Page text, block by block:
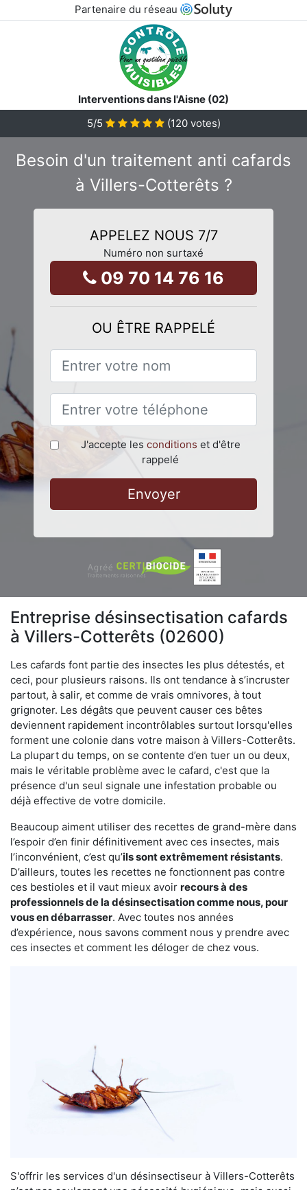
Partenaire du réseau
Interventions dans l'Aisne (02)
5/5 (120votes)
Besoin d'un traitement anti cafards
à Villers-Cotterêts ?
APPELEZ NOUS 7/7
Numéro non surtaxé
09 70 14 76 16
OU ÊTRE RAPPELÉ
J'accepte les conditions et d'être
rappelé
Envoyer
Entreprise désinsectisation cafards
à Villers-Cotterêts (02600)
Les cafards font partie des insectes les plus détestés, et
ceci, pour plusieurs raisons. Ils ont tendance à s’incruster
partout, à salir, et comme de vrais omnivores, à tout
grignoter. Les dégâts que peuvent causer ces bêtes
deviennent rapidement incontrôlables surtout lorsqu'elles
forment une colonie dans votre maison à Villers-Cotterêts.
La plupart du temps, on se contente d’en tuer un ou deux,
mais le véritable problème avec le cafard, c'est que la
présence d'un seul signale une infestation probable ou
déjà effective de votre domicile.
Beaucoup aiment utiliser des recettes de grand-mère dans
l’espoir d’en finir définitivement avec ces insectes, mais
l’inconvénient, c’est qu’ils sont extrêmement résistants.
D’ailleurs, toutes les recettes ne fonctionnent pas contre
ces bestioles et il vaut mieux avoir recours à des
professionnels de la désinsectisation comme nous, pour
vous en débarrasser. Avec toutes nos années
d’expérience, nous savons comment nous y prendre avec
ces insectes et comment les déloger de chez vous.
S'offrir les services d'un désinsectiseur à Villers-Cotterêts